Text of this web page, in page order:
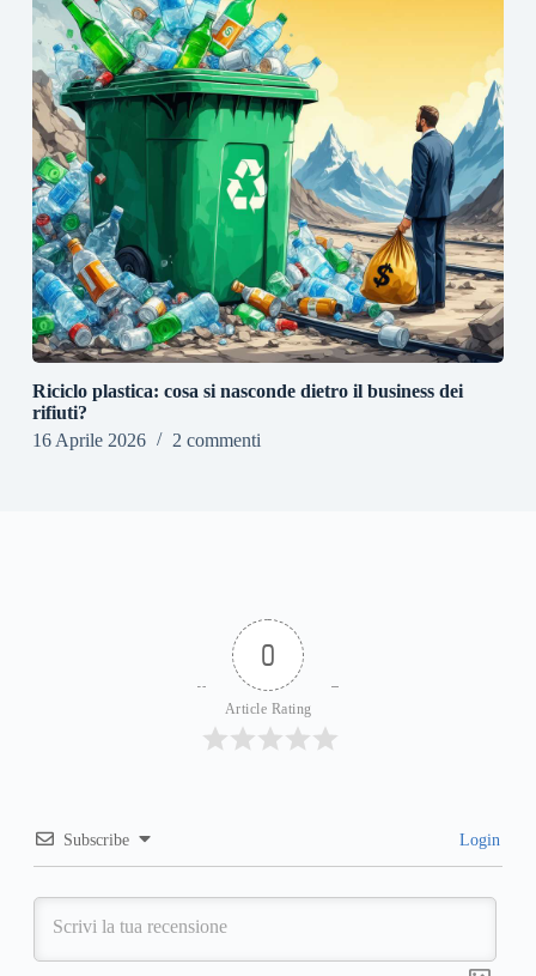
Riciclo plastica: cosa si nasconde dietro il business dei
rifiuti?
16 Aprile 2026
2 commenti
0
Article Rating
Subscribe Login